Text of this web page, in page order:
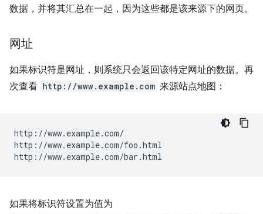
数据，并将其汇总在一起，因为这些都是该来源下的网页。
网址
如果标识符是网址，则系统只会返回该特定网址的数据。再
次查看 http://www.example.com 来源站点地图：
http://www.example.com/
http://www.example.com/foo.html
如果将标识符设置为值为